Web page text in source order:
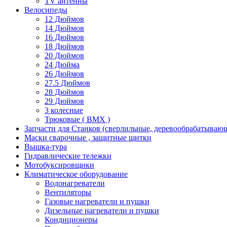
Велосипеды
12 Дюймов
14 Дюймов
16 Дюймов
18 Дюймов
20 Дюймов
24 Дюйма
26 Дюймов
27.5 Дюймов
28 Дюймов
29 Дюймов
3 колесные
Трюковые ( BMX )
Запчасти для Станков (сверлильные,
Маски сварочные , защитные щитки
Вышка-тура
Гидравлические тележки
Мотобуксировщики
Климатическое оборудование
Водонагреватели
Вентиляторы
Газовые нагреватели и пушки
Дизельные нагреватели и пушки
Кондиционеры